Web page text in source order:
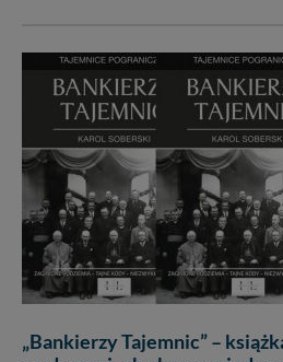
„Bankierzy Tajemnic” –